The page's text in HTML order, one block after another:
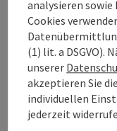
Themen
Newsletter
analysieren
Cookies
(1) lit. a DSGVO).
unserer
akzeptieren Sie
individuellen
jederzeit